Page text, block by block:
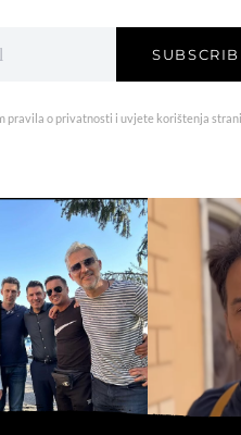
pravila o privatnosti i uvjete korištenja